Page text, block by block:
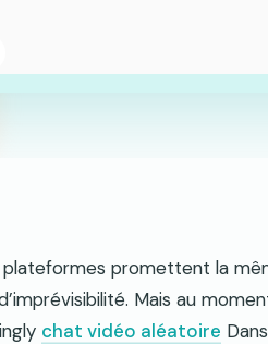
plateformes promettent la
Mais au
chat vidéo aléatoire